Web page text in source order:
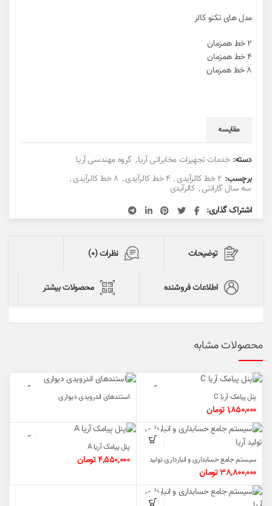
مدل های تکنو کالر
2 خط همزمان
4 خط همزمان
8 خط همزمان
مقایسه
دسته: خدمات تجهیزات مخابراتی آریا, گروه مهندسی آریا
برچسب: 2 خط کالرآیدی , 4 خط کالرآیدی , 8 خط کالرآیدی ,
سه سال گارانتی, کالرآیدی
اشتراک گذاری
توضیحات نظرات (0)
اطلاعات فروشنده محصولات بیشتر
محصولات مشابه
پنل پیامک آریا C
1,850,000 تومان
استندهای اندرویدی دیواری
سیستم جامع حسابداری و انبارداری تولید
آریا
38,800,000 تومان
پنل پیامک آریا A
4,550,000 تومان